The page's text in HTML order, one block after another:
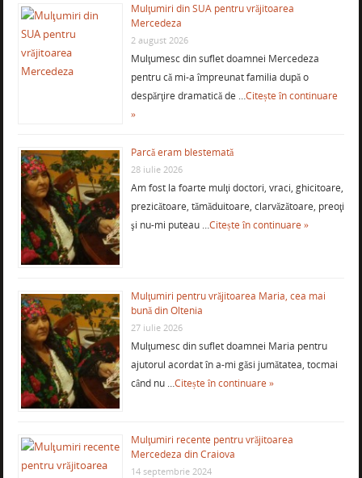
Mulţumiri din SUA pentru vrăjitoarea
Mercedeza
2 august 2026
Mulţumesc din suflet doamnei Mercedeza
pentru că mi-a împreunat familia după o
despărţire dramatică de …Citește în continuare
»
Parcă eram blestemată
28 iulie 2026
Am fost la foarte mulţi doctori, vraci, ghicitoare,
prezicătoare, tămăduitoare, clarvăzătoare, preoţi
şi nu-mi puteau …Citește în continuare »
Mulţumiri pentru vrăjitoarea Maria, cea mai
bună din Oltenia
27 iulie 2026
Mulţumesc din suflet doamnei Maria pentru
ajutorul acordat în a-mi găsi jumătatea, tocmai
când nu …Citește în continuare »
Mulţumiri recente pentru vrăjitoarea
Mercedeza din Craiova
14 septembrie 2024